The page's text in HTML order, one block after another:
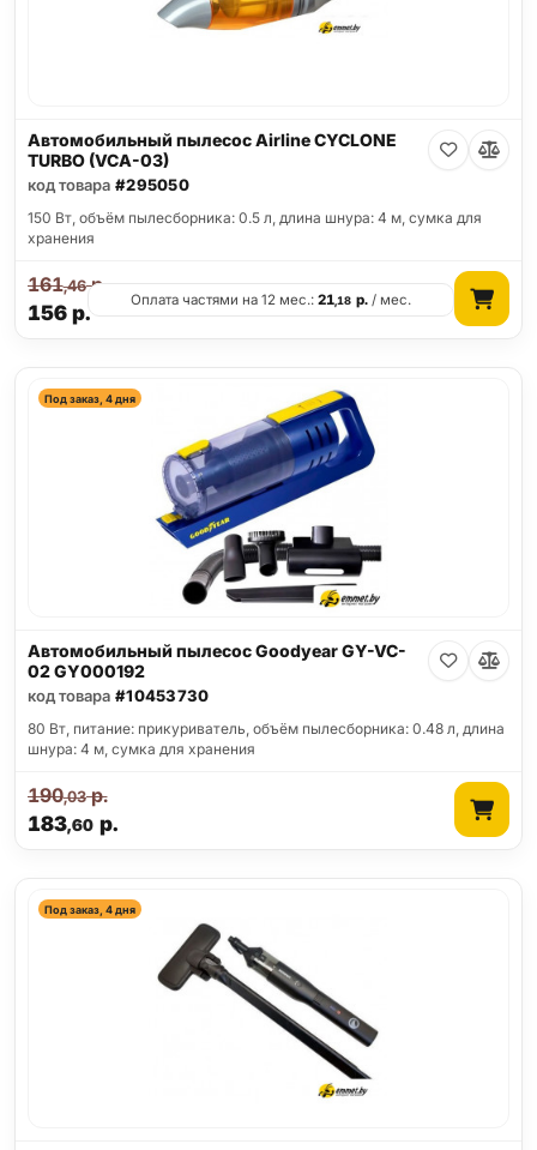
Автомобильный пылесос Airline CYCLONE
TURBO (VCA-03)
код товара #295050
150 Вт, объём пылесборника: 0.5 л, длина шнура: 4 м, сумка для
хранения
156р.
161,46р.
Оплата частями на 12 мес.:21,18 р./ мес.
Под заказ, 4 дня
Автомобильный пылесос Goodyear GY-VC-
02 GY000192
код товара #10453730
80 Вт, питание: прикуриватель, объём пылесборника: 0.48 л, длина
шнура: 4 м, сумка для хранения
183,60р.
190,03р.
Под заказ, 4 дня